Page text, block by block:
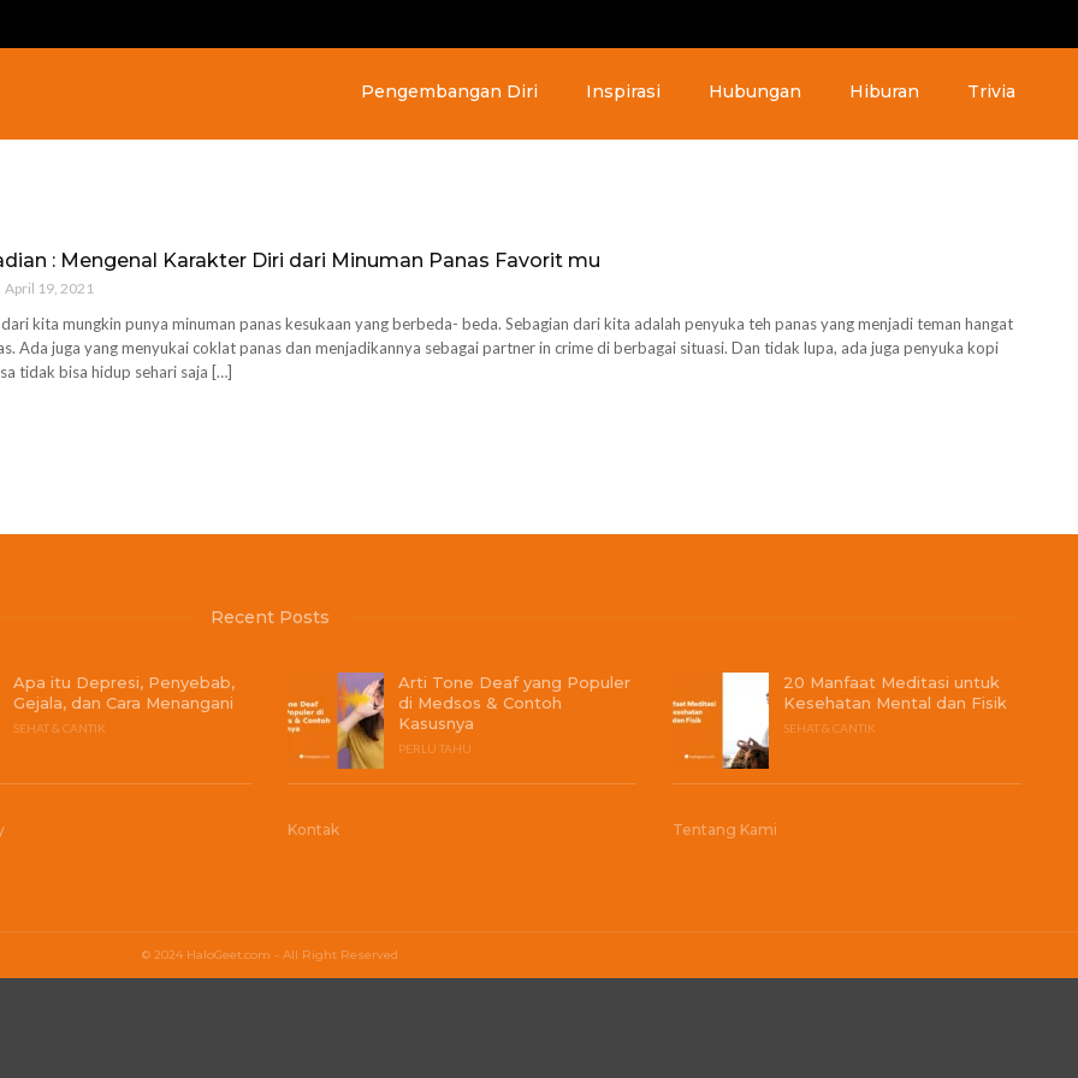
Pengembangan Diri Inspirasi Hubungan Hiburan Trivia
: Mengenal Karakter Diri dari Minuman Panas Favorit mu
April 19, 2021
kita mungkin punya minuman panas kesukaan yang berbeda- beda. Sebagian dari kita adalah penyuka teh panas yang menjadi teman hangat
Ada juga yang menyukai coklat panas dan menjadikannya sebagai partner in crime di berbagai situasi. Dan tidak lupa, ada juga penyuka kopi
tidak bisa hidup sehari saja […]
Recent Posts
Apa itu Depresi, Penyebab,
Gejala, dan Cara Menangani
SEHAT & CANTIK
Arti Tone Deaf yang Populer
di Medsos & Contoh
Kasusnya
PERLU TAHU
20 Manfaat Meditasi untuk
Kesehatan Mental dan Fisik
SEHAT & CANTIK
Kontak Tentang Kami
© 2024 HaloGeet.com - All Right Reserved